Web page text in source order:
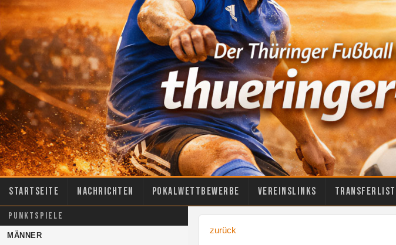
Startseite Nachrichten Pokalwettbewerbe Vereinslinks
PUNKTSPIELE
MÄNNER
zurück